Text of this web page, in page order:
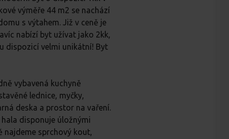
výměře 44 m2 se nachází
s výtahem. Již v ceně je
nabízí byt užívat jako 2kk,
dispozicí velmi unikátní! Byt
vybavená kuchyně
lednice, myčky,
deska a prostor na vaření.
hala disponuje úložnými
najdeme sprchový kout,